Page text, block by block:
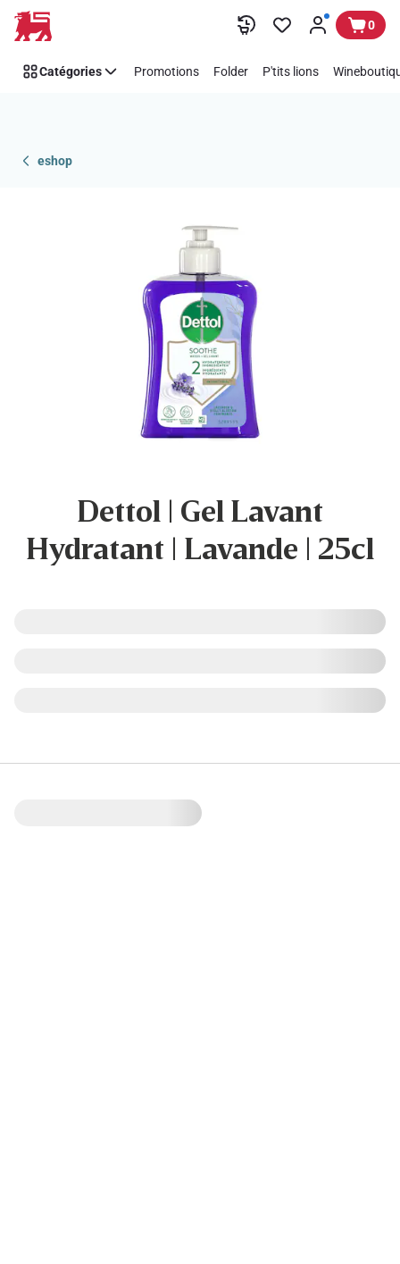
Passer 0
Catégories Promotions Folder P'tits lions
eshop
Dettol | Gel Lavant
Hydratant | Lavande | 25cl